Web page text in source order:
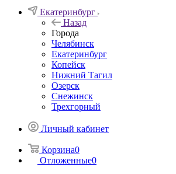
Екатеринбург
Назад
Города
Челябинск
Екатеринбург
Копейск
Нижний Тагил
Озерск
Снежинск
Трехгорный
Личный кабинет
Корзина0
Отложенные0